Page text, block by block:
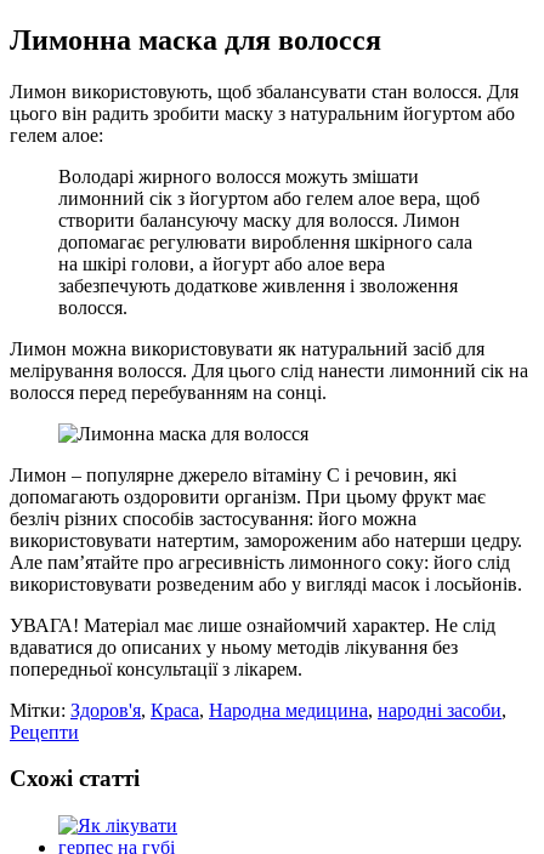
Лимонна маска для волосся
Лимон використовують, щоб збалансувати стан волосся. Для
цього він радить зробити маску з натуральним йогуртом або
гелем алое:
Володарі жирного волосся можуть змішати
лимонний сік з йогуртом або гелем алое вера, щоб
створити балансуючу маску для волосся. Лимон
допомагає регулювати вироблення шкірного сала
на шкірі голови, а йогурт або алое вера
забезпечують додаткове живлення і зволоження
волосся.
Лимон можна використовувати як натуральний засіб для
мелірування волосся. Для цього слід нанести лимонний сік на
волосся перед перебуванням на сонці.
Лимон – популярне джерело вітаміну C і речовин, які
допомагають оздоровити організм. При цьому фрукт має
безліч різних способів застосування: його можна
використовувати натертим, замороженим або натерши цедру.
Але пам’ятайте про агресивність лимонного соку: його слід
використовувати розведеним або у вигляді масок і лосьйонів.
УВАГА! Матеріал має лише ознайомчий характер. Не слід
вдаватися до описаних у ньому методів лікування без
попередньої консультації з лікарем.
Мітки: Здоров'я, Краса, Народна медицина, народні засоби,
Рецепти
Схожі статті